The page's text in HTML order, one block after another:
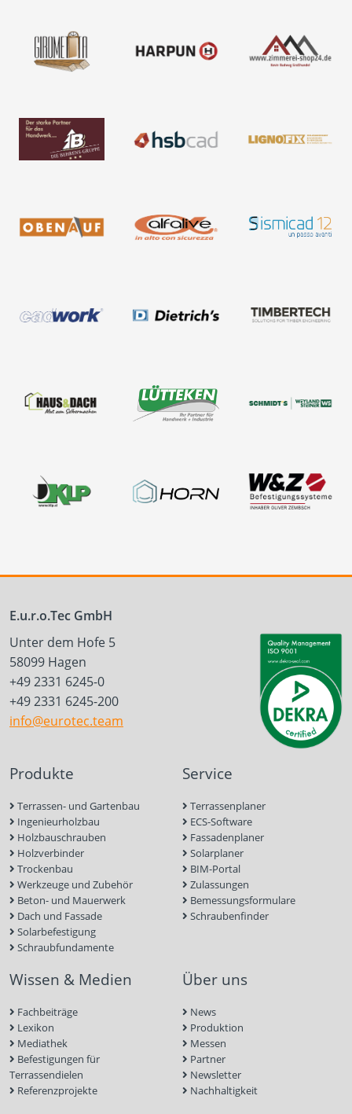
E.u.r.o.Tec GmbH
Unter dem Hofe 5
58099 Hagen
+49 2331 6245-0
+49 2331 6245-200
info@eurotec.team
Produkte
Terrassen- und Gartenbau
Ingenieurholzbau
Holzbauschrauben
Holzverbinder
Trockenbau
Werkzeuge und Zubehör
Beton- und Mauerwerk
Dach und Fassade
Solarbefestigung
Schraubfundamente
Service
Terrassenplaner
ECS-Software
Fassadenplaner
Solarplaner
BIM-Portal
Zulassungen
Bemessungsformulare
Schraubenfinder
Wissen & Medien
Fachbeiträge
Lexikon
Mediathek
Befestigungen für
Terrassendielen
Referenzprojekte
Über uns
News
Produktion
Messen
Partner
Newsletter
Nachhaltigkeit